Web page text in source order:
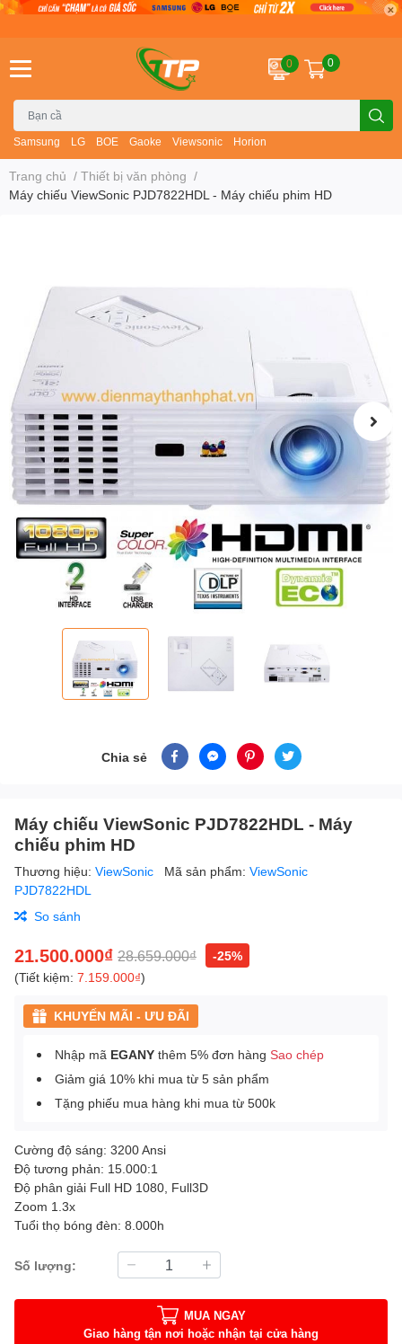
Samsung LG BOE Gaoke Viewsonic Horion
0 0
Trang chủ / Thiết bị văn phòng /
Máy chiếu ViewSonic PJD7822HDL - Máy chiếu phim HD
Chia sẻ
Máy chiếu ViewSonic PJD7822HDL - Máy
chiếu phim HD
Thương hiệu: ViewSonic Mã sản phẩm: ViewSonic
PJD7822HDL
So sánh
21.500.000₫ 28.659.000₫
-25%
(Tiết kiệm: 7.159.000₫)
KHUYẾN MÃI - ƯU ĐÃI
Nhập mã EGANY thêm 5% đơn hàng Sao chép
Giảm giá 10% khi mua từ 5 sản phẩm
Tặng phiếu mua hàng khi mua từ 500k
Cường độ sáng: 3200 Ansi
Độ tương phản: 15.000:1
Độ phân giải Full HD 1080, Full3D
Zoom 1.3x
Tuổi thọ bóng đèn: 8.000h
Số lượng:
MUA NGAY
Giao hàng tận nơi hoặc nhận tại cửa hàng